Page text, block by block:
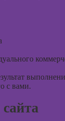
с вами.